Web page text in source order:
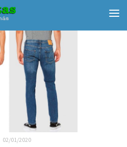
02/01/2020